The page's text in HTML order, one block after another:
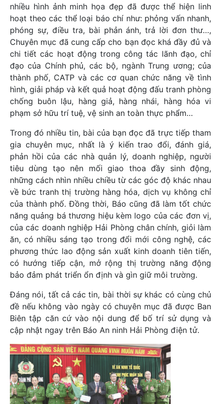
nhiều hình ảnh minh họa đẹp đã được thể hiện linh
hoạt theo các thể loại báo chí như: phỏng vấn nhanh,
phóng sự, điều tra, bài phản ánh, trả lời đơn thư…,
Chuyên mục đã cung cấp cho bạn đọc khá đầy đủ và
chi tiết các hoạt động trong công tác lãnh đạo, chỉ
đạo của Chính phủ, các bộ, ngành Trung ương; của
thành phố, CATP và các cơ quan chức năng về tình
hình, giải pháp và kết quả hoạt động đấu tranh phòng
chống buôn lậu, hàng giả, hàng nhái, hàng hóa vi
phạm sở hữu trí tuệ, vệ sinh an toàn thực phẩm…
Trong đó nhiều tin, bài của bạn đọc đã trực tiếp tham
gia chuyên mục, nhất là ý kiến trao đổi, đánh giá,
phản hồi của các nhà quản lý, doanh nghiệp, người
tiêu dùng tạo nên mối giao thoa đầy sinh động,
những cách nhìn nhiều chiều từ các góc độ khác nhau
về bức tranh thị trường hàng hóa, dịch vụ không chỉ
của thành phố. Đồng thời, Báo cũng đã làm tốt chức
năng quảng bá thương hiệu kèm logo của các đơn vị,
của các doanh nghiệp Hải Phòng chân chính, giỏi làm
ăn, có nhiều sáng tạo trong đổi mới công nghệ, các
phương thức lao động sản xuất kinh doanh tiên tiến,
có hướng tiếp cận, mở rộng thị trường năng động
bảo đảm phát triển ổn định và gìn giữ môi trường.
Đáng nói, tất cả các tin, bài thời sự khác có cùng chủ
đề nếu không vào ngày có chuyên mục đã được Ban
Biên tập căn cứ vào nội dung để bố trí sử dụng và
cập nhật ngay trên Báo An ninh Hải Phòng điện tử.